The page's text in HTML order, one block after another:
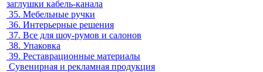
заглушки кабель-канала
35. Мебельные ручки
36. Интерьерные решения
37. Все для шоу-румов и салонов
38. Упаковка
39. Реставрационные материалы
Сувенирная и рекламная продукция